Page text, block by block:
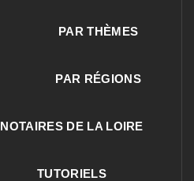
PAR THÈMES
PAR RÉGIONS
NOTAIRES DE LA LOIRE
TUTORIELS